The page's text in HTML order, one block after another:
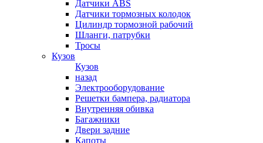
Датчики ABS
Датчики тормозных колодок
Цилиндр тормозной рабочий
Шланги, патрубки
Тросы
Кузов
Кузов
назад
Электрооборудование
Решетки бампера, радиатора
Внутренняя обивка
Багажники
Двери задние
Капоты